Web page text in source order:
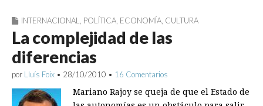
INTERNACIONAL POLÍTICA ECONOMÍA CULTURA
La complejidad de las
diferencias
por Lluís Foix • 28/10/2010 • 16 Comentarios
Mariano Rajoy se queja de que el Estado de